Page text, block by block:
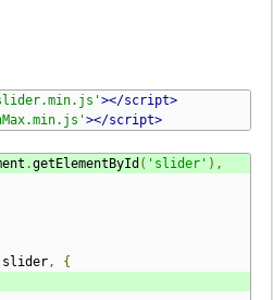
: 50% 100%;
));
></script>
></script>
.getElementById ( 'slider' ),
slider,
{